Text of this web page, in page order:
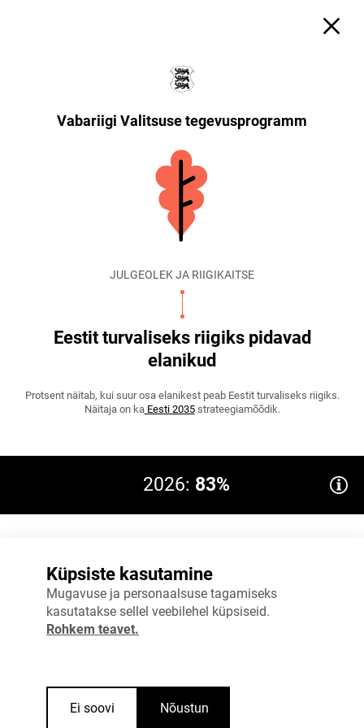
Vabariigi Valitsuse tegevusprogramm
JULGEOLEK JA RIIGIKAITSE
Eestit turvaliseks riigiks pidavad
elanikud
Protsent näitab, kui suur osa elanikest peab Eestit turvaliseks riigiks.
Näitaja on ka Eesti 2035strateegiamõõdik.
2026: 83%
50%
75%
:Siseministeerium
Küpsiste kasutamine
Mugavuse ja personaalsuse tagamiseks
kasutatakse sellel veebilehel küpsiseid.
Rohkem teavet.
Ei soovi Nõustun